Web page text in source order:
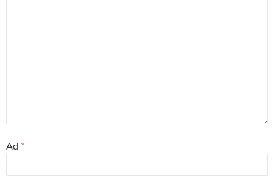
Ad *